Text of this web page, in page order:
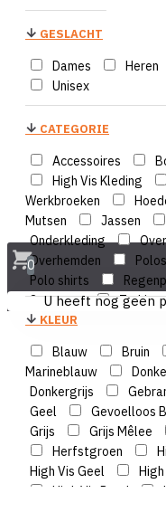
0
U heeft nog geen
GESLACHT
Dames Heren
Unisex
CATEGORIE
Accessoires
High Vis Kleding
Werkbroeken
Mutsen
Jassen
Onderkleding
Overhemden
Polo shirts
Sweaters
T-shirts
Vesten
kleding
KLEUR
Blauw Bruin
Marineblauw
Donkergrijs
Geel
Gevoelloos
Grijs
Grijs Mêlee
Herfstgroen
High Vis Geel
High Vis Rood